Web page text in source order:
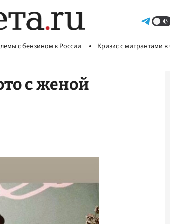
с бензином в России Кризис с мигрантами в
с женой